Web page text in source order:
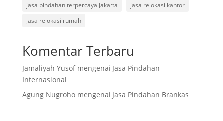
jasa pindahan terpercaya Jakarta
jasa relokasi kantor
jasa relokasi rumah
Komentar Terbaru
Jamaliyah Yusofmengenai Jasa Pindahan
Internasional
Agung Nugrohomengenai Jasa Pindahan Brankas